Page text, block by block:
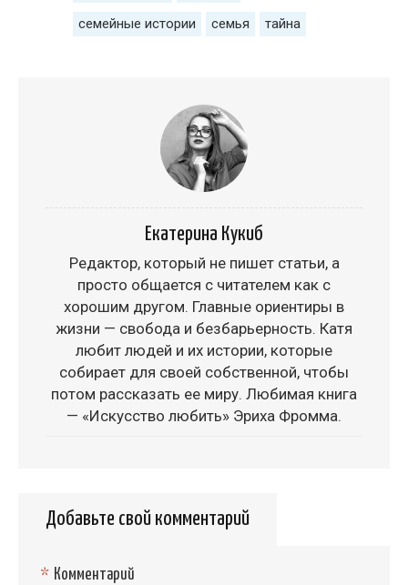
семейные истории семья тайна
Екатерина Кукиб
Редактор, который не пишет статьи, а
просто общается с читателем как с
хорошим другом. Главные ориентиры в
жизни — свобода и безбарьерность. Катя
любит людей и их истории, которые
собирает для своей собственной, чтобы
потом рассказать ее миру. Любимая книга
— «Искусство любить» Эриха Фромма.
Добавьте свой комментарий
Комментарий
*